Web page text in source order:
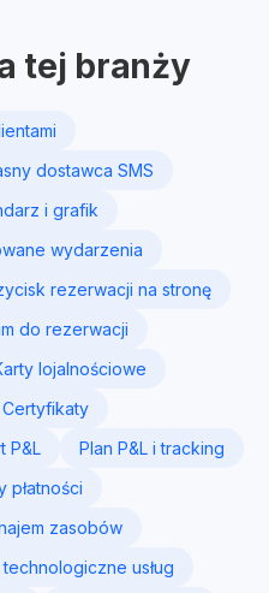
tej branży
dostawca SMS
i grafik
wydarzenia
rezerwacji na stronę
do rezerwacji
lojalnościowe
Certyfikaty
P&L
Plan P&L i tracking
płatności
zasobów
usług